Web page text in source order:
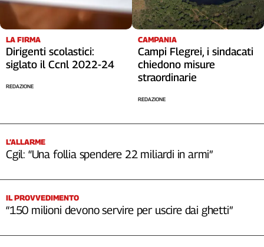
LA FIRMA
Dirigenti scolastici:
siglato il Ccnl 2022-24
REDAZIONE
CAMPANIA
Campi Flegrei, i sindacati
chiedono misure
straordinarie
REDAZIONE
L’ALLARME
Cgil: “Una follia spendere 22 miliardi in armi”
IL PROVVEDIMENTO
“150 milioni devono servire per uscire dai ghetti”